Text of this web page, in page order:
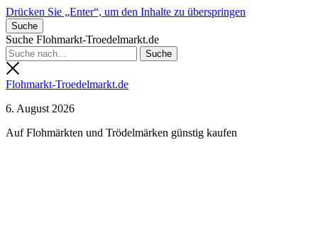
Drücken Sie „Enter“, um den Inhalte zu überspringen
Suche
Suche Flohmarkt-Troedelmarkt.de
Flohmarkt-Troedelmarkt.de
6. August 2026
Auf Flohmärkten und Trödelmärken günstig kaufen